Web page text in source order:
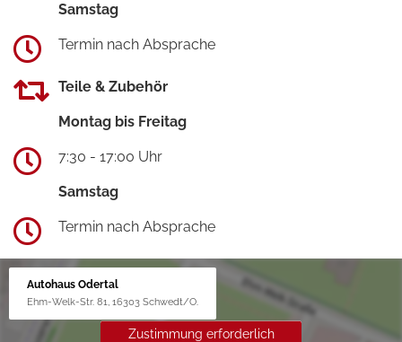
Samstag
Termin nach Absprache
Teile & Zubehör
Montag bis Freitag
7:30 - 17:00 Uhr
Samstag
Termin nach Absprache
Autohaus Odertal
Ehm-Welk-Str. 81, 16303 Schwedt/O.
Zustimmung erforderlich